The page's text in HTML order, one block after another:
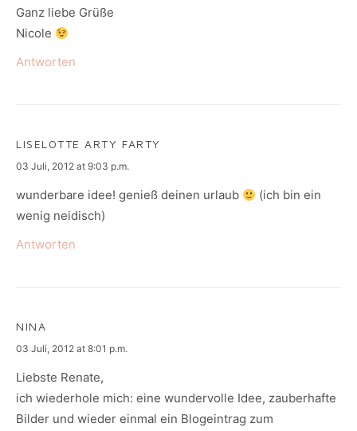
Ganz liebe Grüße
Nicole
Antworten
LISELOTTE ARTY FARTY
says:
03 Juli, 2012 at 9:03 p.m.
wunderbare idee! genieß deinen urlaub
(ich bin ein
wenig neidisch)
Antworten
NINA
says:
03 Juli, 2012 at 8:01 p.m.
Liebste Renate,
ich wiederhole mich: eine wundervolle Idee, zauberhafte
Bilder und wieder einmal ein Blogeintrag zum